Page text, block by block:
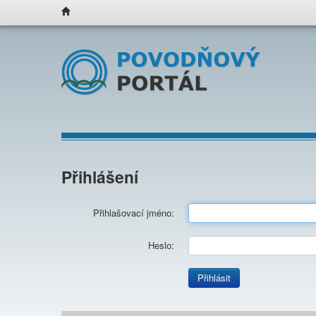
Přihlášení
Přihlašovací jméno:
Heslo:
Přihlásit